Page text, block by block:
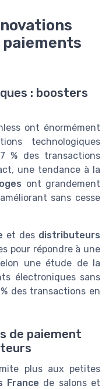
paiements
: boosters
ont énormément
technologiques
% des transactions
une tendance à la
ont grandement
sans cesse
et des distributeurs
pour répondre à une
une étude de la
électroniques sans
des transactions en
de paiement
plus aux petites
France de salons et